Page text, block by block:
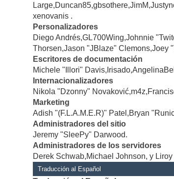
xenovanis .
Personalizadores
Diego Andrés,GL700Wing,Johnnie
Thorsen,Jason "JBlaze" Clemons,Joey
Escritores de documentación
Michele "Illori"
Internacionalizadores
Nikola "Dzonny"
Marketing
Adish "(F.L.A.M.E.R)" Patel,Bryan
Administradores del sitio
Jeremy "SleePy" Darwood.
Administradores de los servidores
Derek Schwab,Michael Johnson, y
Traducción al Español